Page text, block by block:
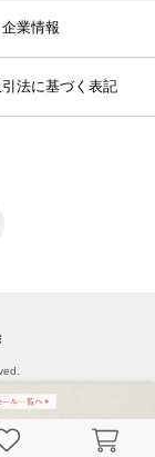
企業情報
法に基づく表記